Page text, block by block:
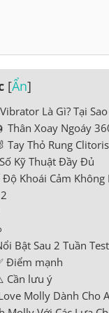
[Ẩn]
Là Gì? Tại
Thân Xoay Ngoáy
Tay Thỏ Rung Clitoris
Kỹ Thuật Đầy Đủ
Độ Khoái Cảm Không
Bật Sau 2 Tuần
Điểm mạnh
Cần lưu ý
Molly Dành Cho